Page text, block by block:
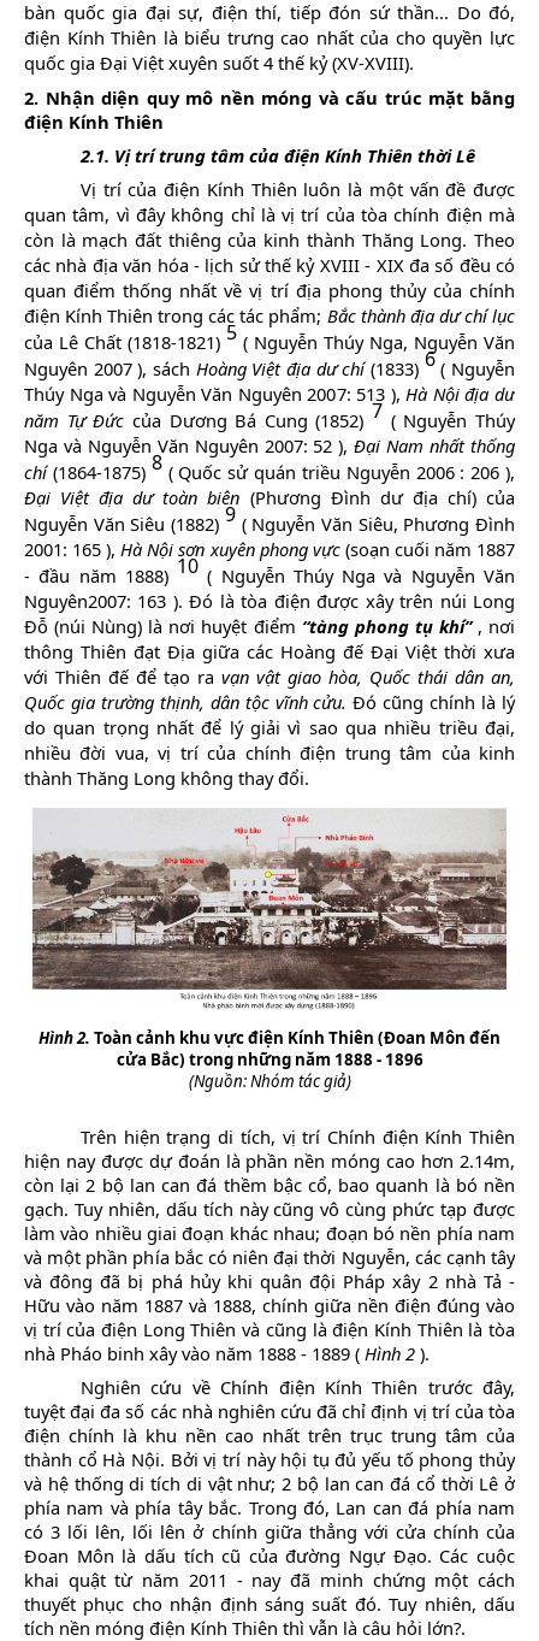
bàn quốc gia đại sự, điện thí, tiếp đón sứ thần... Do đó,
điện Kính Thiên là biểu trưng cao nhất của cho quyền lực
quốc gia Đại Việt xuyên suốt 4 thế kỷ (XV-XVIII).
2. Nhận diện quy mô nền móng và cấu trúc mặt bằng
điện Kính Thiên
2.1. Vị trí trung tâm của điện Kính Thiên thời Lê
Vị trí của điện Kính Thiên luôn là một vấn đề được
quan tâm, vì đây không chỉ là vị trí của tòa chính điện mà
còn là mạch đất thiêng của kinh thành Thăng Long. Theo
các nhà địa văn hóa - lịch sử thế kỷ XVIII - XIX đa số đều có
quan điểm thống nhất về vị trí địa phong thủy của chính
điện Kính Thiên trong các tác phẩm; Bắc thành địa dư chí lục
của Lê Chất (1818-1821) 5 ( Nguyễn Thúy Nga, Nguyễn Văn
Nguyên 2007 ), sách Hoàng Việt địa dư chí (1833) 6 ( Nguyễn
Thúy Nga và Nguyễn Văn Nguyên 2007: 513 ), Hà Nội địa dư
năm Tự Đức của Dương Bá Cung (1852) 7 ( Nguyễn Thúy
Nga và Nguyễn Văn Nguyên 2007: 52 ),Đại Nam nhất thống
chí (1864-1875) 8 ( Quốc sử quán triều Nguyễn 2006 : 206 ),
Đại Việt địa dư toàn biên (Phương Đình dư địa chí) của
Nguyễn Văn Siêu (1882) 9 ( Nguyễn Văn Siêu, Phương Đình
2001: 165 ), Hà Nội sơn xuyên phong vực (soạn cuối năm 1887
- đầu năm 1888) 10 ( Nguyễn Thúy Nga và Nguyễn Văn
Nguyên2007: 163 ). Đó là tòa điện được xây trên núi Long
Đỗ (núi Nùng) là nơi huyệt điểm “tàng phong tụ khí” , nơi
thông Thiên đạt Ðịa giữa các Hoàng đế Ðại Việt thời xưa
với Thiên đế để tạo ra vạn vật giao hòa, Quốc thái dân an,
Quốc gia trường thịnh, dân tộc vĩnh cửu.Đó cũng chính là lý
do quan trọng nhất để lý giải vì sao qua nhiều triều đại,
nhiều đời vua, vị trí của chính điện trung tâm của kinh
thành Thăng Long không thay đổi.
Hình 2. Toàn cảnh khu vực điện Kính Thiên (Đoan Môn đến
cửa Bắc) trong những năm 1888 - 1896
(Nguồn: Nhóm tác giả)
Trên hiện trạng di tích, vị trí Chính điện Kính Thiên
hiện nay được dự đoán là phần nền móng cao hơn 2.14m,
còn lại 2 bộ lan can đá thềm bậc cổ, bao quanh là bó nền
gạch. Tuy nhiên, dấu tích này cũng vô cùng phức tạp được
làm vào nhiều giai đoạn khác nhau; đoạn bó nền phía nam
và một phần phía bắc có niên đại thời Nguyễn, các cạnh tây
và đông đã bị phá hủy khi quân đội Pháp xây 2 nhà Tả -
Hữu vào năm 1887 và 1888, chính giữa nền điện đúng vào
vị trí của điện Long Thiên và cũng là điện Kính Thiên là tòa
nhà Pháo binh xây vào năm 1888 - 1889 ( Hình 2 ).
Nghiên cứu về Chính điện Kính Thiên trước đây,
tuyệt đại đa số các nhà nghiên cứu đã chỉ định vị trí của tòa
điện chính là khu nền cao nhất trên trục trung tâm của
thành cổ Hà Nội. Bởi vị trí này hội tụ đủ yếu tố phong thủy
và hệ thống di tích di vật như; 2 bộ lan can đá cổ thời Lê ở
phía nam và phía tây bắc. Trong đó, Lan can đá phía nam
có 3 lối lên, lối lên ở chính giữa thẳng với cửa chính của
Đoan Môn là dấu tích cũ của đường Ngự Đạo. Các cuộc
khai quật từ năm 2011 - nay đã minh chứng một cách
thuyết phục cho nhận định sáng suất đó. Tuy nhiên, dấu
tích nền móng điện Kính Thiên thì vẫn là câu hỏi lớn?.